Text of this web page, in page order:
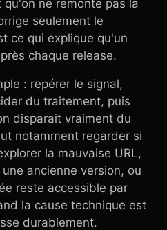
ne remonte pas la
seulement le
ce qui explique qu'un
chaque release.
: repérer le signal,
du traitement, puis
disparaît vraiment du
notamment regarder si
la mauvaise URL,
ancienne version, ou
reste accessible par
la cause technique est
durablement.